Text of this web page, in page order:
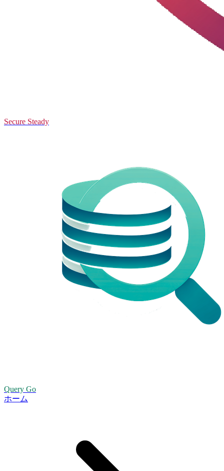
Secure Steady
Query Go
ホーム